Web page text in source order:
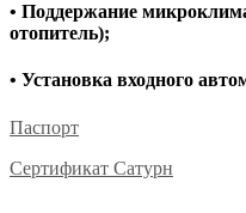
• Поддержание
отопитель);
• Установка входного
Паспорт
Сертификат Сатурн